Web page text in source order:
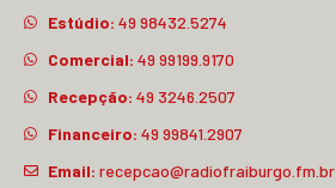
Estúdio: 49 98432.5274
Comercial: 49 99199.9170
Recepção: 49 3246.2507
Financeiro: 49 99841.2907
Email: recepcao@radiofraiburgo.fm.br